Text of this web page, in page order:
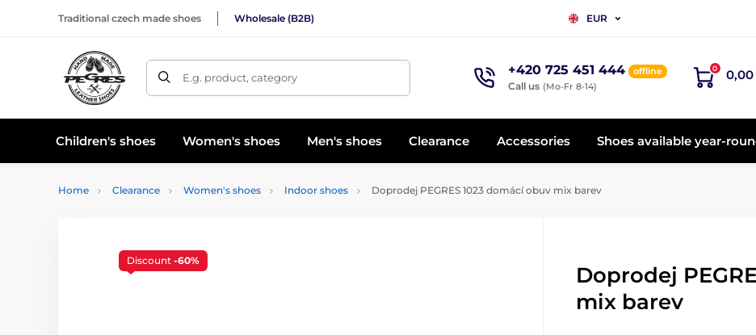
Traditional czech made shoes Wholesale (B2B) EUR
E.g. product, category +420 725 451 444 offline
Call us (Mo-Fr 8-14)
0
Children's shoes Women's shoes Men's shoes Clearance Accessories Shoes available year-
Home Clearance Women's shoes Indoor shoes Doprodej PEGRES 1023 domácí obuv mix barev
Discount -60%
Doprodej
mix barev